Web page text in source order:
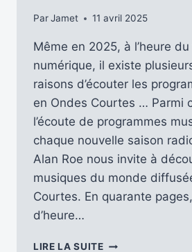
ParJamet 11 avril 2025
Même en 2025, à l’heure
numérique, il existe
raisons d’écouter les
en Ondes Courtes … Parmi
l’écoute de programmes
chaque nouvelle saison
Alan Roe nous invite à
musiques du monde
Courtes. En quarante
d’heure…
LIRE LA SUITEET